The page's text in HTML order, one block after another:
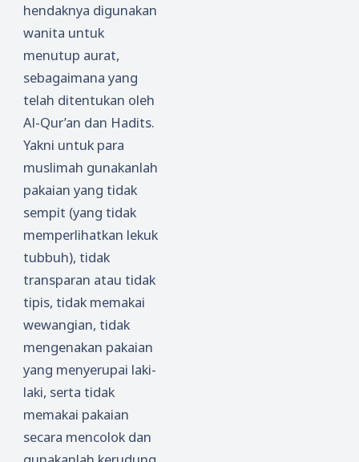
hendaknya digunakan
wanita untuk
menutup aurat,
sebagaimana yang
telah ditentukan oleh
Al-Qur’an dan Hadits.
Yakni untuk para
muslimah gunakanlah
pakaian yang tidak
sempit (yang tidak
memperlihatkan lekuk
tubbuh), tidak
transparan atau tidak
tipis, tidak memakai
wewangian, tidak
mengenakan pakaian
yang menyerupai laki-
laki, serta tidak
memakai pakaian
secara mencolok dan